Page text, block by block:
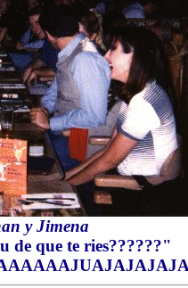
y Jimena
de que te ries??????"